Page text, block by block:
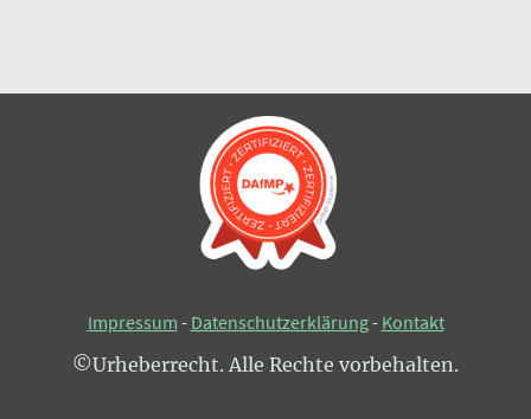
Impressum - Datenschutzerklärung- Kontakt
©Urheberrecht. Alle Rechte vorbehalten.